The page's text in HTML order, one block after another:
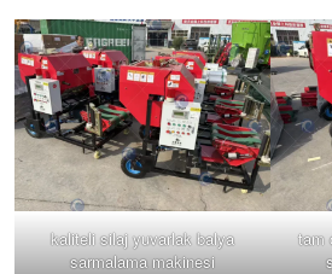
kaliteli silaj yuvarlak balya
sarmalama makinesi
tam